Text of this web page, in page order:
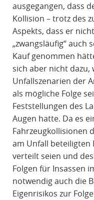
ausgegangen, dass
Kollision – trotz des
Aspekts, dass er
„zwangsläufig“ auch
Kauf genommen
sich aber nicht dazu,
Unfallszenarien der
als mögliche Folge
Feststellungen des
Augen hatte. Da es
Fahrzeugkollisionen
am Unfall beteiligten
verteilt seien und
Folgen für Insassen
notwendig auch die
Eigenrisikos zur